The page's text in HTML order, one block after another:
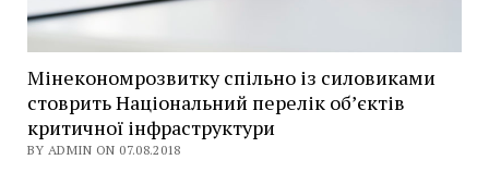
Мінекономрозвитку спільно із силовиками
стоврить Національний перелік об’єктів
критичної інфраструктури
BY ADMIN ON 07.08.2018